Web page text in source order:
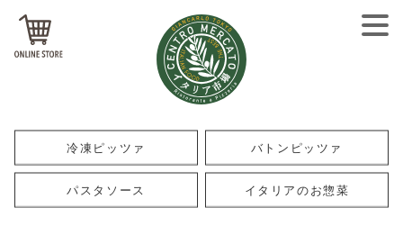
冷凍ピッツァ バトンピッツァ
パスタソース イタリアのお惣菜